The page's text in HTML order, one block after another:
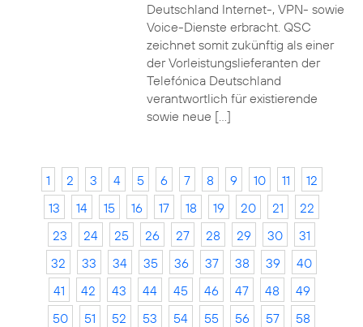
Deutschland Internet-, VPN- sowie
Voice-Dienste erbracht. QSC
zeichnet somit zukünftig als einer
der Vorleistungslieferanten der
Telefónica Deutschland
verantwortlich für existierende
sowie neue […]
1 2 3 4 5 6 7 8 9 10 11
12
13
14 15 16 17 18 19 20 21
22
23
24 25 26 27 28 29 30
31
32
33 34 35 36 37 38 39
40
41
42 43 44 45 46 47 48
49
50
51 52 53 54 55 56 57
58